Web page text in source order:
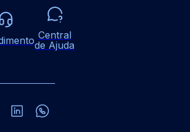
Central
de Ajuda